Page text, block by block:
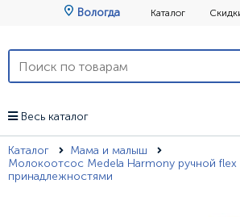
Вологда Каталог
Весь каталог
Каталог
Мама и малыш
Молокоотсос Medela Harmony ручной flex
принадлежностями